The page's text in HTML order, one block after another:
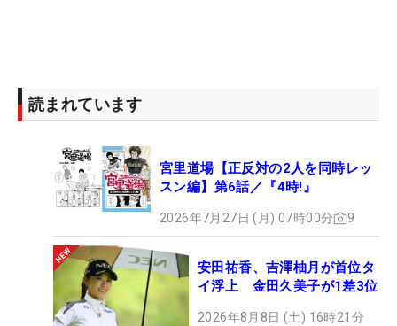
読まれています
宮里道場【正反対の2人を同時レッ
スン編】第6話／『4時!』
2026年7月27日 (月) 07時00分 9
安田祐香、吉澤柚月が首位タ
イ浮上 金田久美子が1差3位
2026年8月8日 (土) 16時21分